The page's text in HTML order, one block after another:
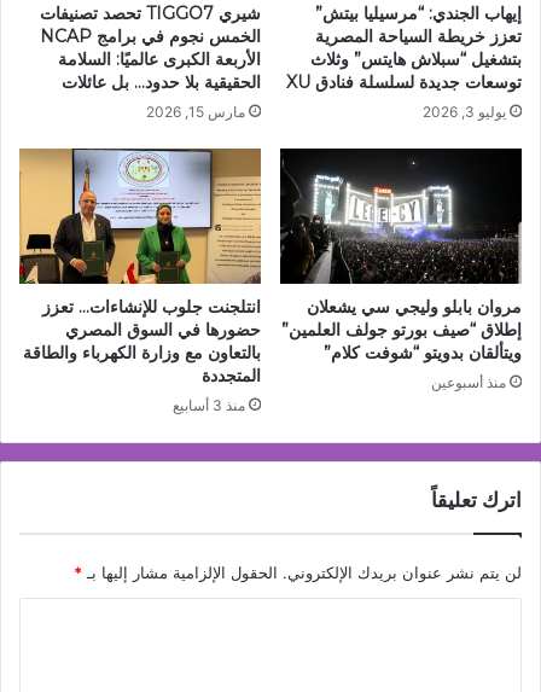
إيهاب الجندي: “مرسيليا بيتش”
تعزز خريطة السياحة المصرية
بتشغيل “سبلاش هايتس” وثلاث
توسعات جديدة لسلسلة فنادق XU
يوليو 3, 2026
شيري TIGGO7 تحصد تصنيفات
الخمس نجوم في برامج NCAP
الأربعة الكبرى عالميًا: السلامة
الحقيقية بلا حدود… بل عائلات
مارس 15, 2026
مروان بابلو وليجي سي يشعلان
إطلاق “صيف بورتو جولف العلمين”
ويتألقان بدويتو “شوفت كلام”
منذ أسبوعين
انتلجنت جلوب للإنشاءات… تعزز
حضورها في السوق المصري
بالتعاون مع وزارة الكهرباء والطاقة
المتجددة
منذ 3 أسابيع
اترك تعليقاً
لن يتم نشر عنوان بريدك الإلكتروني. الحقول الإلزامية مشار إليها بـ*